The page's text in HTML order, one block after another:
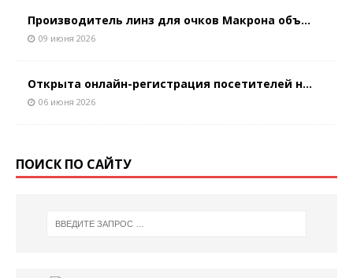
Производитель линз для очков Макрона объ...
09 июня 2026
Открыта онлайн-регистрация посетителей н...
06 июня 2026
ПОИСК ПО САЙТУ